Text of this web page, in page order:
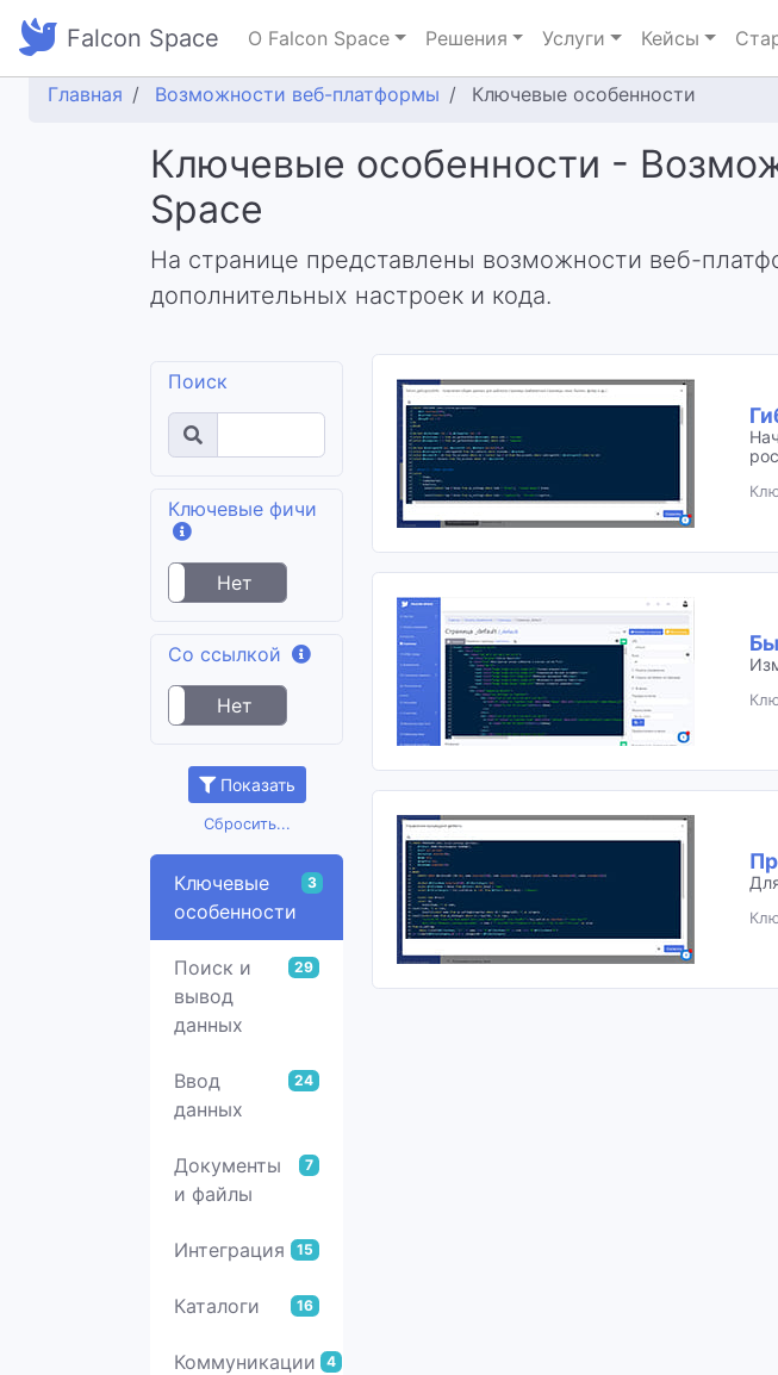
Falcon Space О Falcon Space Решения Услуги Кейсы
Главная Возможности веб-платформы Ключевые особенности
Ключевые особенности -
Space
На странице представлены возможности веб-
дополнительных настроек и кода.
Поиск
Ключевые фичи
Нет
Cо ссылкой
Нет
Показать
Сбросить...
Ключевые
особенности
3
Поиск и
вывод
данных
29
Ввод
данных
24
Документы
и файлы
7
Интеграция 15
Каталоги 16
Коммуникации 4